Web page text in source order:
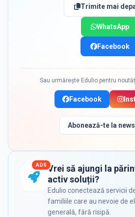
Trimite mai
WhatsApp
Facebook
Sau urmărește Edulio pentru
Facebook
Abonează-te la
ADS Vrei să ajungi la
activ soluții?
Edulio conectează servicii
familiile care au nevoie de
generală, fără risipă.